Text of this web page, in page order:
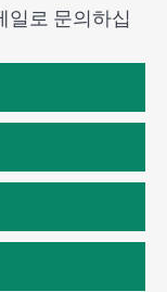
일로 문의하십